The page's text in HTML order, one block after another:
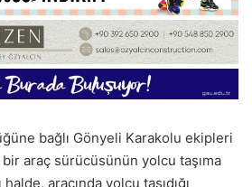
bağlı Gönyeli Karakolu ekipleri
bir araç sürücüsünün yolcu taşıma
aracında yolcu taşıdığı